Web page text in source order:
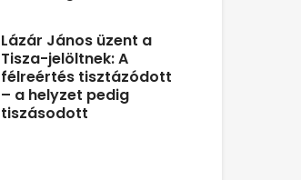
Lázár János üzent a
Tisza-jelöltnek: A
félreértés tisztázódott
– a helyzet pedig
tiszásodott